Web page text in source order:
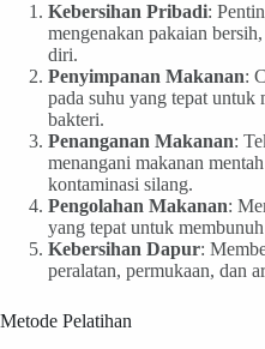
Kebersihan Pribadi:
mengenakan pakaian
diri.
Penyimpanan Makanan:
pada suhu yang tepat untuk
bakteri.
Penanganan Makanan:
menangani makanan
kontaminasi silang.
Pengolahan Makanan:
yang tepat untuk
Kebersihan Dapur:
peralatan, permukaan, dan
Metode Pelatihan